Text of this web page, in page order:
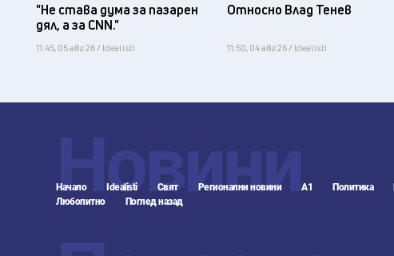
"Не става дума за пазарен
дял, а за CNN."
11:45, 05 авг 26 / Idealisti
Относно Влад Тенев
11:50, 04 авг 26 / Idealisti
Новини
Начало Idealisti Свят Регионални новини А1 Политика
Любопитно
Поглед назад